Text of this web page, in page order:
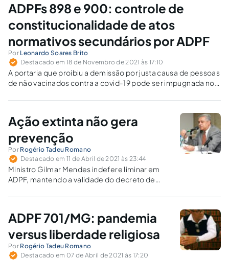
ADPFs 898 e 900: controle de
constitucionalidade de atos
normativos secundários por ADPF
Por Leonardo Soares Brito
Destacado em 18 de Novembro de 2021 às 17:10
A portaria que proibiu a demissão por justa causa de pessoas
de não vacinados contra a covid-19 pode ser impugnada no
Ação extinta não gera
prevenção
Por Rogério Tadeu Romano
Destacado em 11 de Abril de 2021 às 23:44
Ministro Gilmar Mendes indefere liminar em
ADPF, mantendo a validade do decreto de
PGR pede a redistribuição da ação ao Ministro
prevenção.
ADPF 701/MG: pandemia
versus liberdade religiosa
Por Rogério Tadeu Romano
Destacado em 07 de Abril de 2021 às 17:20